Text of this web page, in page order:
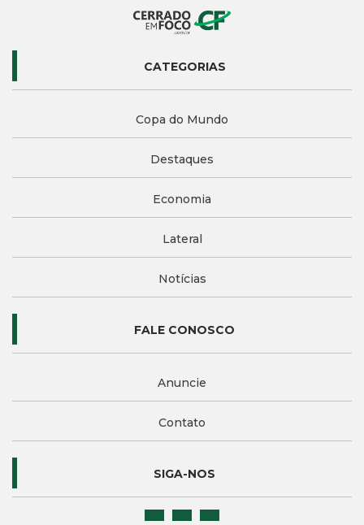
CATEGORIAS
Copa do Mundo
Destaques
Economia
Lateral
Notícias
FALE CONOSCO
Anuncie
Contato
SIGA-NOS